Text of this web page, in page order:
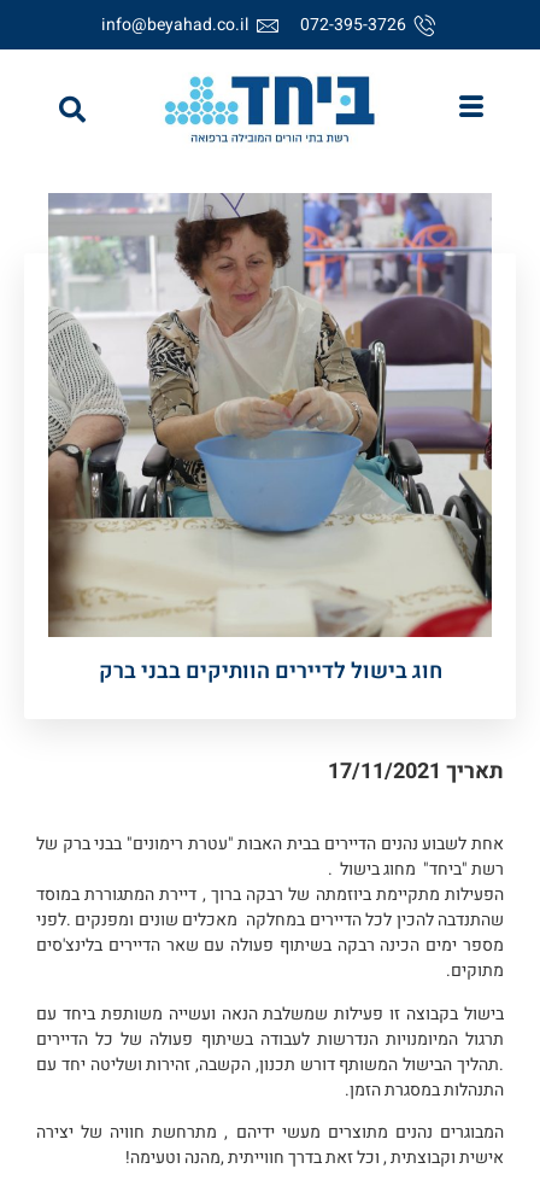
072-395-3726
info@beyahad.co.il
חוג בישול לדיירים הוותיקים בבני ברק
תאריך 17/11/2021
אחת לשבוע נהנים הדיירים בבית האבות "עטרת רימונים" בבני ברק של
רשת "ביחד" מחוג בישול .
הפעילות מתקיימת ביוזמתה של רבקה ברוך , דיירת המתגוררת במוסד
שהתנדבה להכין לכל הדיירים במחלקה מאכלים שונים ומפנקים .לפני
מספר ימים הכינה רבקה בשיתוף פעולה עם שאר הדיירים בלינצ'סים
מתוקים.
בישול בקבוצה זו פעילות שמשלבת הנאה ועשייה משותפת ביחד עם
תרגול המיומנויות הנדרשות לעבודה בשיתוף פעולה של כל הדיירים
.תהליך הבישול המשותף דורש תכנון, הקשבה, זהירות ושליטה יחד עם
התנהלות במסגרת הזמן.
המבוגרים נהנים מתוצרים מעשי ידיהם , מתרחשת חוויה של יצירה
אישית וקבוצתית , וכל זאת בדרך חווייתית ,מהנה וטעימה!